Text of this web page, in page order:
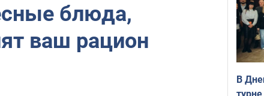
блюда,
ваш рацион
В